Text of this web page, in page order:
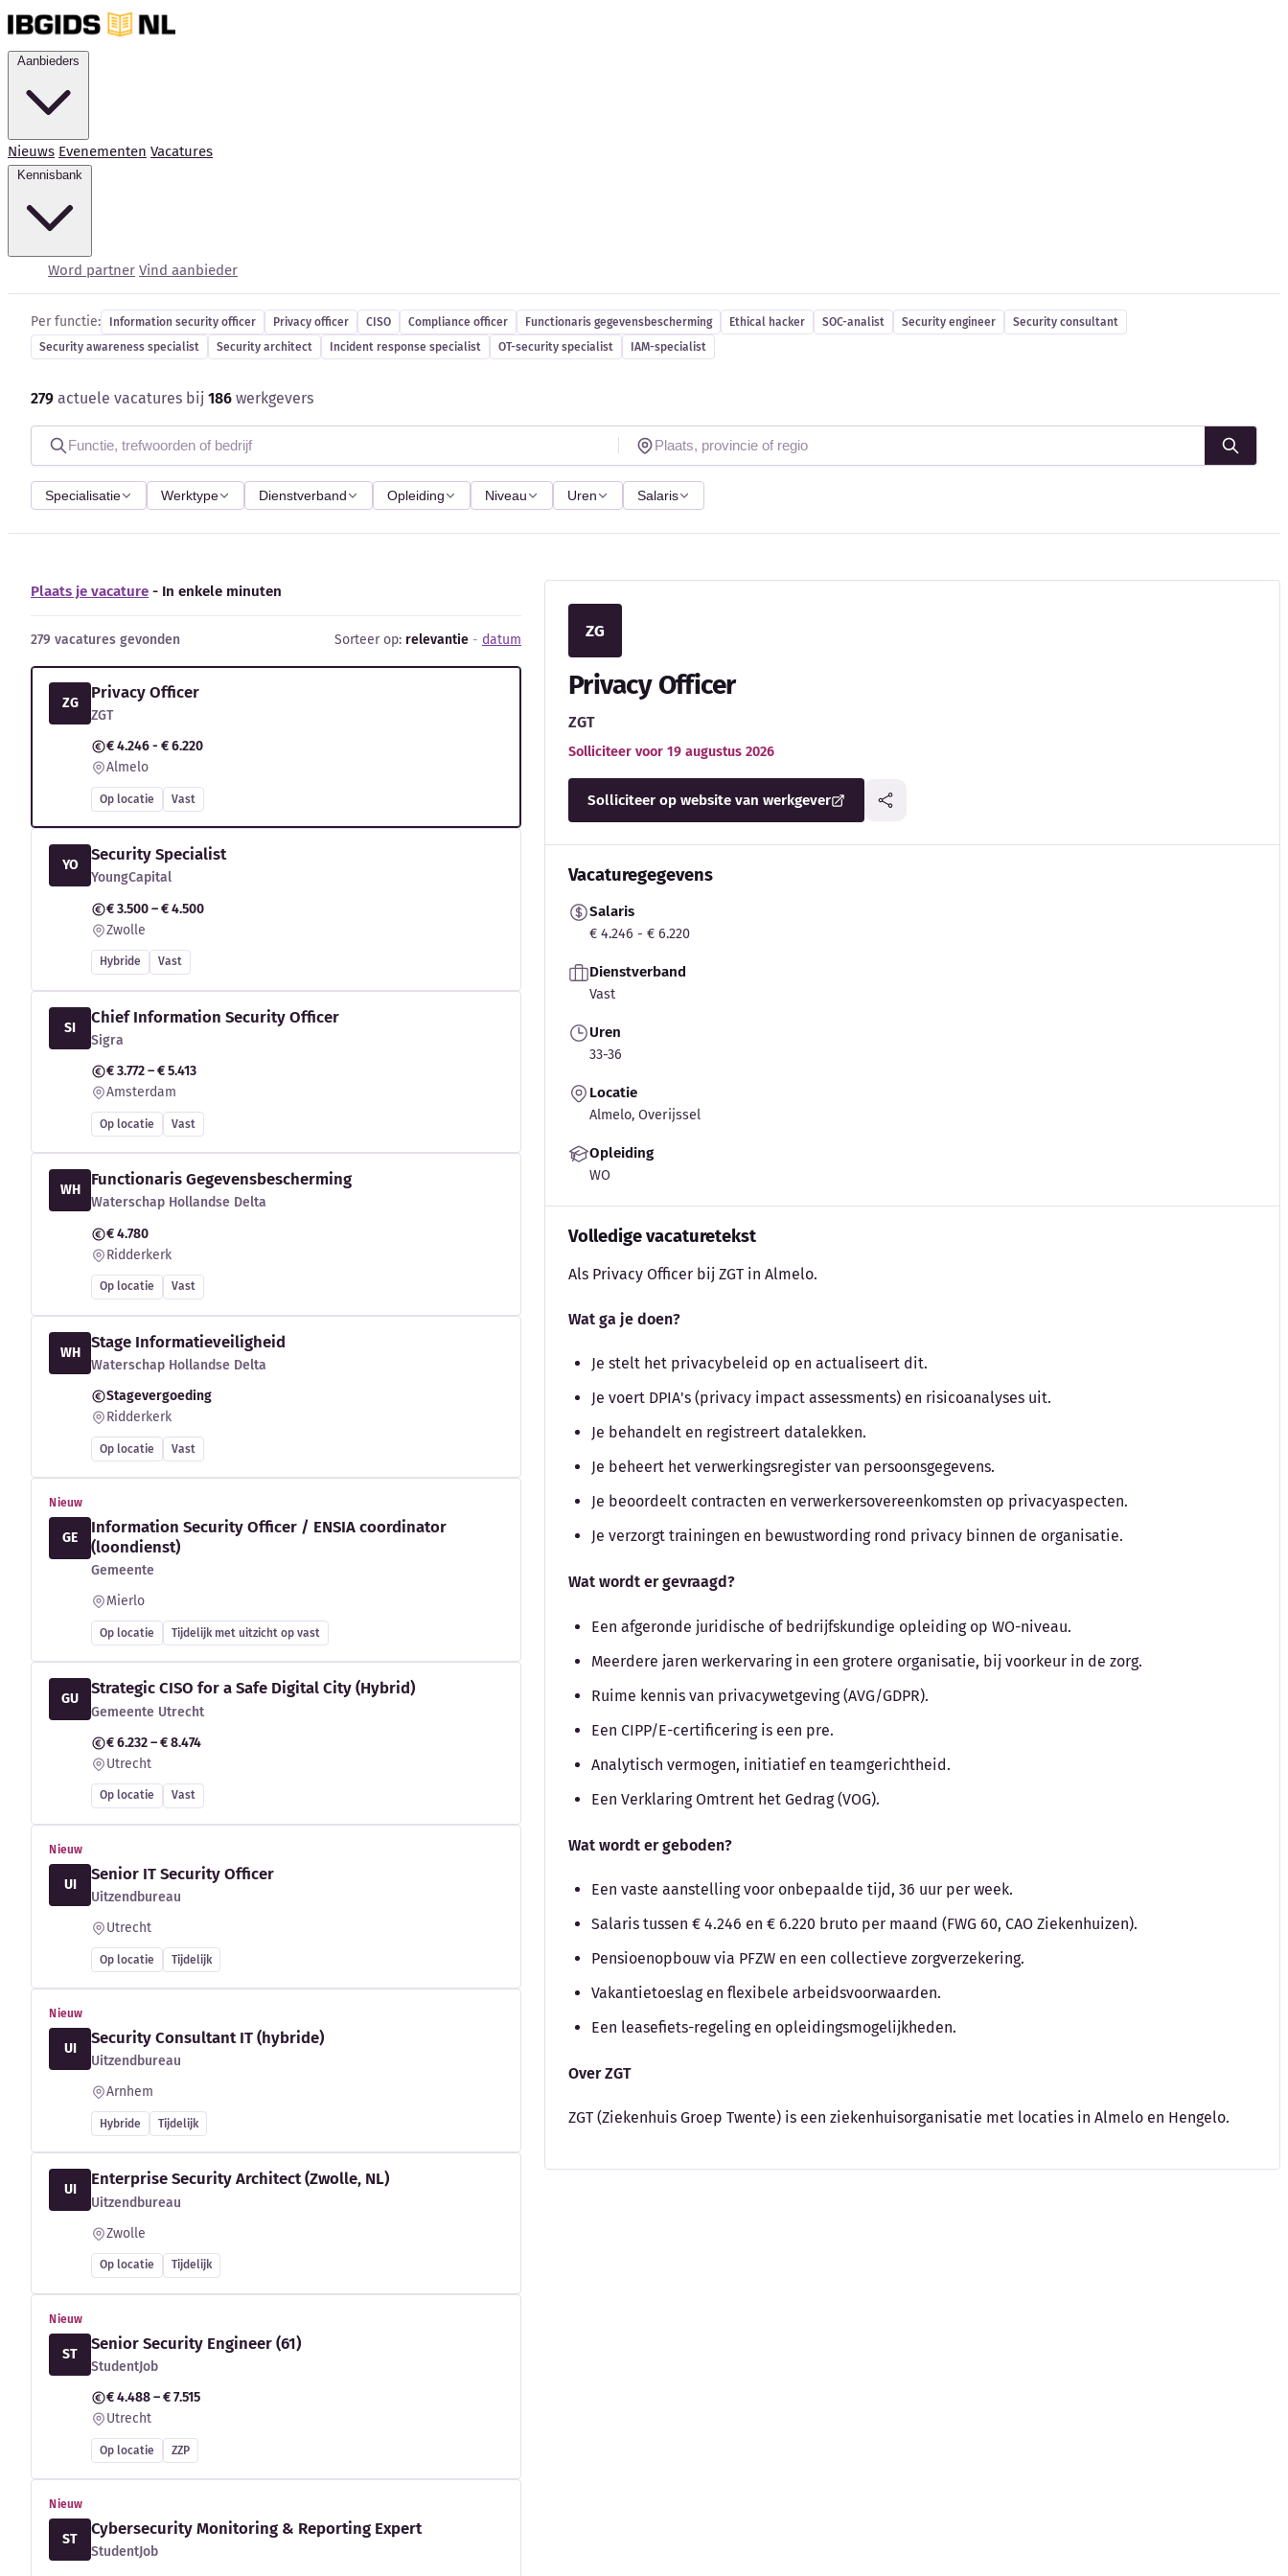
Nieuws Evenementen Vacatures
Word partner Vind aanbieder
Cybersecurity-vacatures
Per functie: Information security officer Privacy officer CISO Compliance officer Functionaris gegevensbescherming Ethical hacker SOC-analist Security engineer
Security consultant
Security awareness specialist
Security architect Incident response specialist OT-security specialist IAM-specialist
279 actuele vacatures bij 186 werkgevers
Specialisatie Werktype Dienstverband Opleiding Niveau Uren Salaris
Plaats je vacature - In enkele minuten
279 vacatures gevonden Sorteer op: relevantie - datum
ZG
Privacy Officer
ZGT
€ 4.246 - € 6.220
Almelo
Op locatie Vast
YO
Security Specialist
YoungCapital
€ 3.500 – € 4.500
Zwolle
Hybride Vast
SI
Chief Information Security Officer
Sigra
€ 3.772 – € 5.413
Amsterdam
Op locatie Vast
WH
Functionaris Gegevensbescherming
Waterschap Hollandse Delta
€ 4.780
Ridderkerk
Op locatie Vast
WH
Stage Informatieveiligheid
Waterschap Hollandse Delta
Stagevergoeding
Ridderkerk
Op locatie Vast
Nieuw
GE
Information Security Officer / ENSIA coordinator
(loondienst)
Gemeente
Mierlo
Op locatie Tijdelijk met uitzicht op vast
GU
Strategic CISO for a Safe Digital City (Hybrid)
Gemeente Utrecht
€ 6.232 – € 8.474
Utrecht
Op locatie Vast
Nieuw
UI
Senior IT Security Officer
Uitzendbureau
Utrecht
Op locatie Tijdelijk
Nieuw
UI
Security Consultant IT (hybride)
Uitzendbureau
Arnhem
Hybride Tijdelijk
UI
Enterprise Security Architect (Zwolle, NL)
Uitzendbureau
Zwolle
Op locatie Tijdelijk
Nieuw
ST
Senior Security Engineer (61)
StudentJob
€ 4.488 – € 7.515
Utrecht
Op locatie ZZP
Nieuw
ST
Cybersecurity Monitoring & Reporting Expert
StudentJob
ZG
Privacy Officer
ZGT
Solliciteer voor 19 augustus 2026
Solliciteer op website van werkgever
Vacaturegegevens
Salaris
€ 4.246 - € 6.220
Dienstverband
Vast
Uren
33-36
Locatie
Almelo, Overijssel
Opleiding
WO
Volledige vacaturetekst
Als Privacy Officer bij ZGT in Almelo.
Wat ga je doen?
Je stelt het privacybeleid op en actualiseert dit.
Je voert DPIA's (privacy impact assessments) en risicoanalyses uit.
Je behandelt en registreert datalekken.
Je beheert het verwerkingsregister van persoonsgegevens.
Je beoordeelt contracten en verwerkersovereenkomsten op privacyaspecten.
Je verzorgt trainingen en bewustwording rond privacy binnen de organisatie.
Wat wordt er gevraagd?
Een afgeronde juridische of bedrijfskundige opleiding op WO-niveau.
Meerdere jaren werkervaring in een grotere organisatie, bij voorkeur in de zorg.
Ruime kennis van privacywetgeving (AVG/GDPR).
Een CIPP/E-certificering is een pre.
Analytisch vermogen, initiatief en teamgerichtheid.
Een Verklaring Omtrent het Gedrag (VOG).
Wat wordt er geboden?
Een vaste aanstelling voor onbepaalde tijd, 36 uur per week.
Salaris tussen € 4.246 en € 6.220 bruto per maand (FWG 60, CAO Ziekenhuizen).
Pensioenopbouw via PFZW en een collectieve zorgverzekering.
Vakantietoeslag en flexibele arbeidsvoorwaarden.
Een leasefiets-regeling en opleidingsmogelijkheden.
Over ZGT
ZGT (Ziekenhuis Groep Twente) is een ziekenhuisorganisatie met locaties in Almelo en Hengelo.